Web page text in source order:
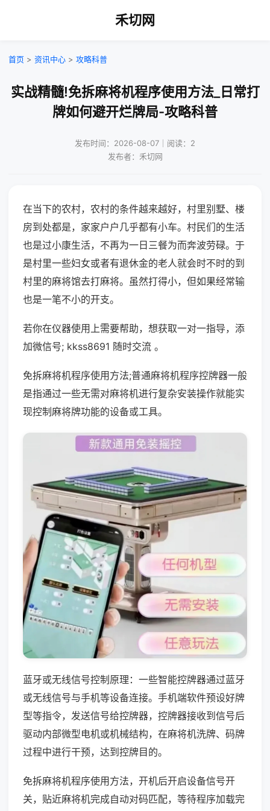
禾切网
首页 > 资讯中心 > 攻略科普
实战精髓!免拆麻将机程序使用方法_日常打
牌如何避开烂牌局-攻略科普
发布时间：2026-08-07｜阅读：2
发布者：禾切网
在当下的农村，农村的条件越来越好，村里别墅、楼
房到处都是，家家户户几乎都有小车。村民们的生活
也是过小康生活，不再为一日三餐为而奔波劳碌。于
是村里一些妇女或者有退休金的老人就会时不时的到
村里的麻将馆去打麻将。虽然打得小，但如果经常输
也是一笔不小的开支。
若你在仪器使用上需要帮助，想获取一对一指导，添
加微信号; kkss8691 随时交流 。
免拆麻将机程序使用方法;普通麻将机程序控牌器一般
是指通过一些无需对麻将机进行复杂安装操作就能实
现控制麻将牌功能的设备或工具。
蓝牙或无线信号控制原理：一些智能控牌器通过蓝牙
或无线信号与手机等设备连接。手机端软件预设好牌
型等指令，发送信号给控牌器，控牌器接收到信号后
驱动内部微型电机或机械结构，在麻将机洗牌、码牌
过程中进行干预，达到控牌目的。
免拆麻将机程序使用方法，开机后开启设备信号开
关，贴近麻将机完成自动对码匹配，等待程序加载完